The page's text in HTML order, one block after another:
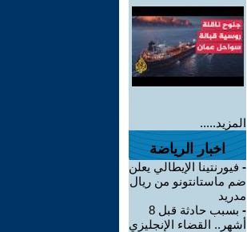
المزيد.....
اخبار الرياضة
- فيورنتينا الإيطالي يعلن
ضم ماستانتونو من ريال
مدريد
-
بسبب حادثة قبل 8
أشهر.. القضاء الإنجليزي